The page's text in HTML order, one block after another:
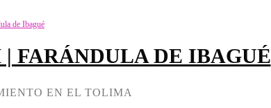
FARÁNDULA DE IBAGUÉ
EN EL TOLIMA